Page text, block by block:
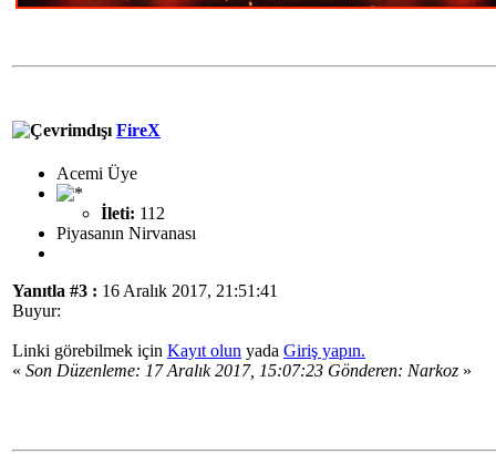
FireX
Acemi Üye
İleti: 112
Piyasanın Nirvanası
Yanıtla #3 : 16 Aralık 2017, 21:51:41
Buyur:
Linki görebilmek için Kayıt olun yada Giriş yapın.
« Son Düzenleme: 17 Aralık 2017, 15:07:23 Gönderen: Narkoz »